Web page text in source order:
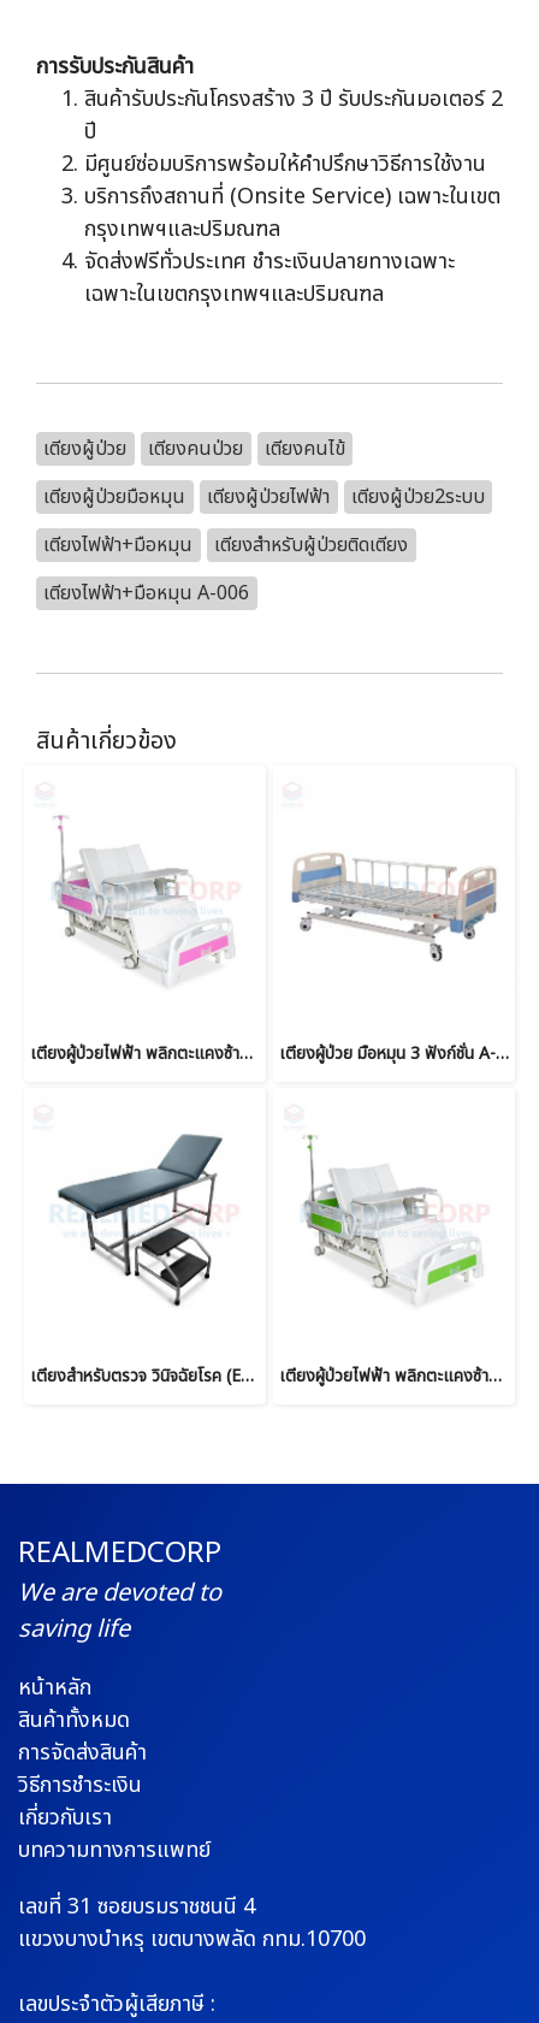
การรับประกันสินค้า
สินค้ารับประกันโครงสร้าง 3 ปี รับประกันมอเตอร์ 2
ปี
มีศูนย์ซ่อมบริการพร้อมให้คำปรึกษาวิธีการใช้งาน
บริการถึงสถานที่ (Onsite Service) เฉพาะในเขต
กรุงเทพฯและปริมณฑล
จัดส่งฟรีทั่วประเทศ ชำระเงินปลายทางเฉพาะ
เฉพาะในเขตกรุงเทพฯและปริมณฑล
เตียงผู้ป่วย เตียงคนป่วย
เตียงคนไข้
เตียงผู้ป่วยมือหมุน
เตียงผู้ป่วยไฟฟ้า
เตียงผู้ป่วย2ระบบ
เตียงไฟฟ้า+มือหมุน
เตียงสำหรับผู้ป่วยติดเตียง
เตียงไฟฟ้า+มือหมุน A-006
สินค้าเกี่ยวข้อง
เตียงผู้ป่วยไฟฟ้า พลิกตะแคงซ้าย-ขวา รุ่นโอลีฟ ซุปเปอร์ชีป Super Cheap- Olive C-024 - รับประกันนาน 6 ปี เตียงผู้ป่วย มือหมุน 3 ฟังก์ชั่น A-001 (Manual) สามารถปรับระดับความสูง-ต่ำได้
เตียงสำหรับตรวจ วินิจฉัยโรค (Examination Table) เตียงผู้ป่วยไฟฟ้า พลิกตะแคงซ้าย-ขวา รุ่นป๊อปปี้ ซุปเปอร์ชีป Super Cheap- Poppy C-023 - รับประกันนาน 6 ปี
REALMEDCORP
We are devoted to
saving life
หน้าหลัก
สินค้าทั้งหมด
การจัดส่งสินค้า
วิธีการชำระเงิน
เกี่ยวกับเรา
บทความทางการแพทย์
เลขที่ 31 ซอยบรมราชชนนี 4
แขวงบางบำหรุ เขตบางพลัด กทม.10700
เลขประจำตัวผู้เสียภาษี :